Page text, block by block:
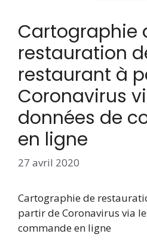
Cartographie
restauration
restaurant à
Coronavirus
données de
en ligne
27 avril 2020
Cartographie de
partir de Coronavirus via
commande en ligne